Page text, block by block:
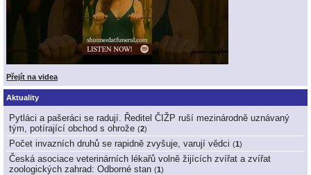
Přejít na videa
Aktuality
Pytláci a pašeráci se radují. Ředitel ČIŽP ruší mezinárodně uznávaný
tým, potírající obchod s ohrože (2)
Počet invazních druhů se rapidně zvyšuje, varují vědci (1)
Česká asociace veterinárních lékařů volně žijících zvířat a zvířat
zoologických zahrad: Odborné stan (1)